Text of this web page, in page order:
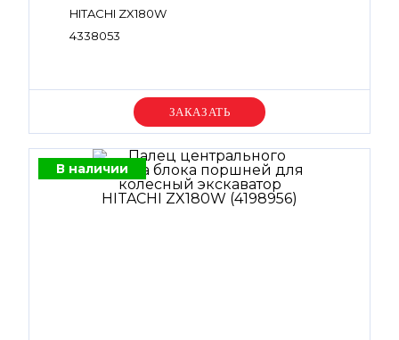
HITACHI ZX180W
4338053
Уточняйте цену
В наличии